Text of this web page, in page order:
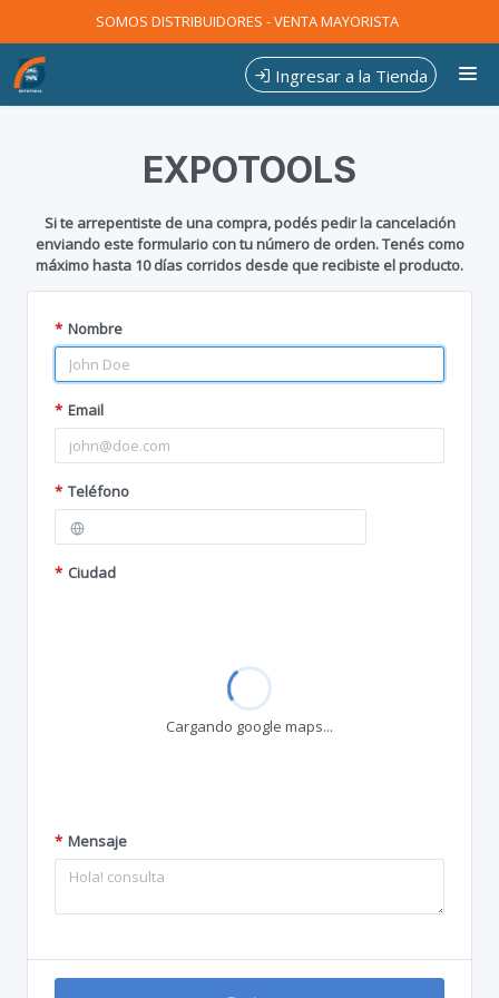
SOMOS DISTRIBUIDORES - VENTA MAYORISTA
Ingresar a la Tienda
EXPOTOOLS
Si te arrepentiste de una compra, podés pedir la cancelación
enviando este formulario con tu número de orden. Tenés como
máximo hasta 10 días corridos desde que recibiste el producto.
* Nombre
* Email
* Teléfono
* Ciudad
Cargando google maps...
* Mensaje